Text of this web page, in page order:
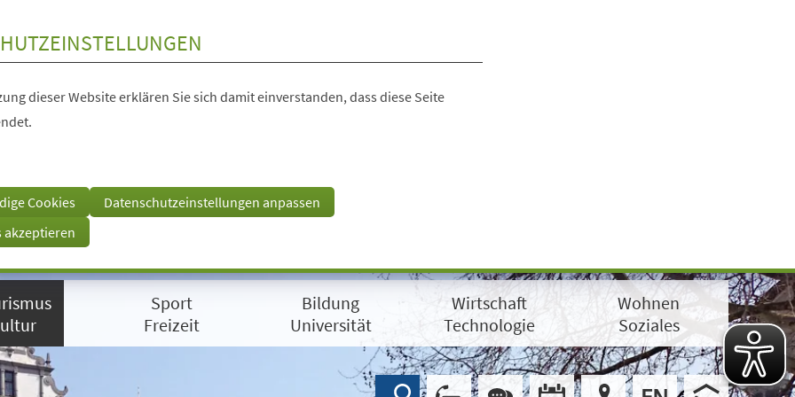
dieser Website erklären Sie sich damit einverstanden, dass diese Seite
Cookies
Datenschutzeinstellungen anpassen
akzeptieren
Sport
Freizeit
Bildung
Universität
Wirtschaft
Technologie
Wohnen
Soziales